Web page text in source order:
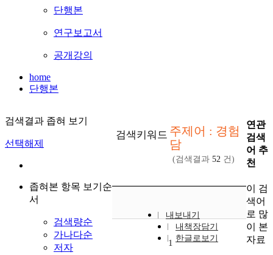
단행본
연구보고서
공개강의
home
단행본
검색결과 좁혀 보기
선택해제
좁혀본 항목 보기순
서
검색량순
가나다순
저자
검색키워드 주제어 : 경험
담
(검색결과 52 건)
내보내기
내책장담기
한글로보기
1
연관
검색
어 추
천
이 검
색어
로 많
이 본
자료